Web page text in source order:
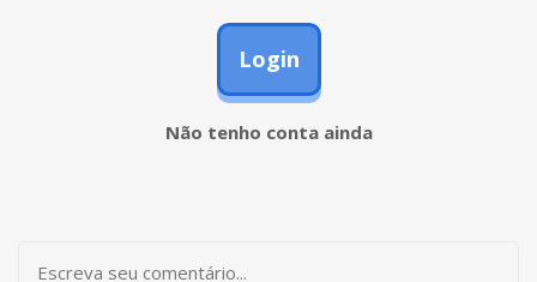
Login
Não tenho conta ainda